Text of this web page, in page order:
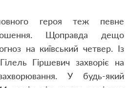
героя теж певне
Щоправда дещо
на київський четвер. Із
Гіршевич захворіє на
У будь-який